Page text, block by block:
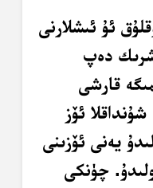
ئۇ ئىشلارنى
دەپ
قارشى
ئۆز
يەنى ئۆزىنى
چۈنكى